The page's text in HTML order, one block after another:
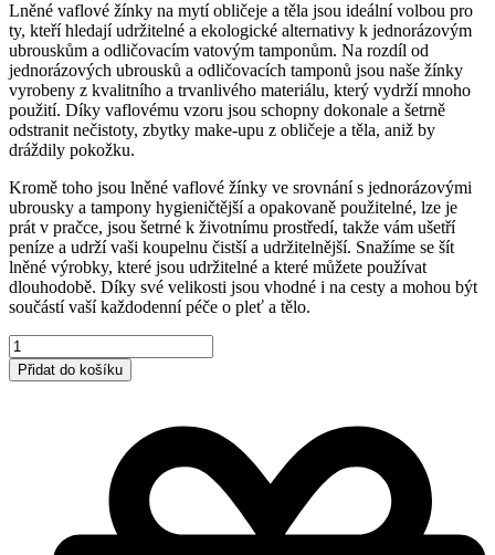
Lněné vaflové žínky na mytí obličeje a těla jsou ideální volbou pro
ty, kteří hledají udržitelné a ekologické alternativy k jednorázovým
ubrouskům a odličovacím vatovým tamponům. Na rozdíl od
jednorázových ubrousků a odličovacích tamponů jsou naše žínky
vyrobeny z kvalitního a trvanlivého materiálu, který vydrží mnoho
použití. Díky vaflovému vzoru jsou schopny dokonale a šetrně
odstranit nečistoty, zbytky make-upu z obličeje a těla, aniž by
dráždily pokožku.
Kromě toho jsou lněné vaflové žínky ve srovnání s jednorázovými
ubrousky a tampony hygieničtější a opakovaně použitelné, lze je
prát v pračce, jsou šetrné k životnímu prostředí, takže vám ušetří
peníze a udrží vaši koupelnu čistší a udržitelnější. Snažíme se šít
lněné výrobky, které jsou udržitelné a které můžete používat
dlouhodobě. Díky své velikosti jsou vhodné i na cesty a mohou být
součástí vaší každodenní péče o pleť a tělo.
Lněné
žínky
3ks
Přidat do košíku